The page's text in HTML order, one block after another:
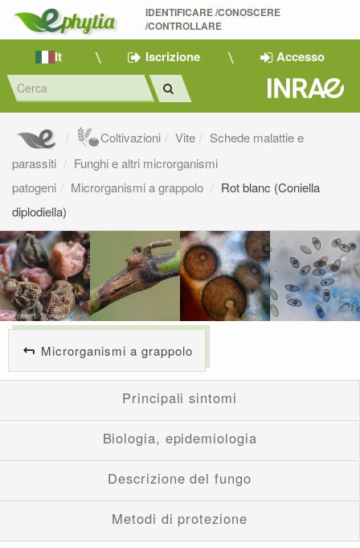
IDENTIFICARE /CONOSCERE
/CONTROLLARE
It Iscrizione Accesso
Coltivazioni Vite
Schede malattie e
parassiti
Funghi e altri microrganismi
patogeni
Microrganismi a grappolo
Rot blanc (Coniella
diplodiella)
Microrganismi a grappolo
Principali sintomi
Biologia, epidemiologia
Descrizione del fungo
Metodi di protezione